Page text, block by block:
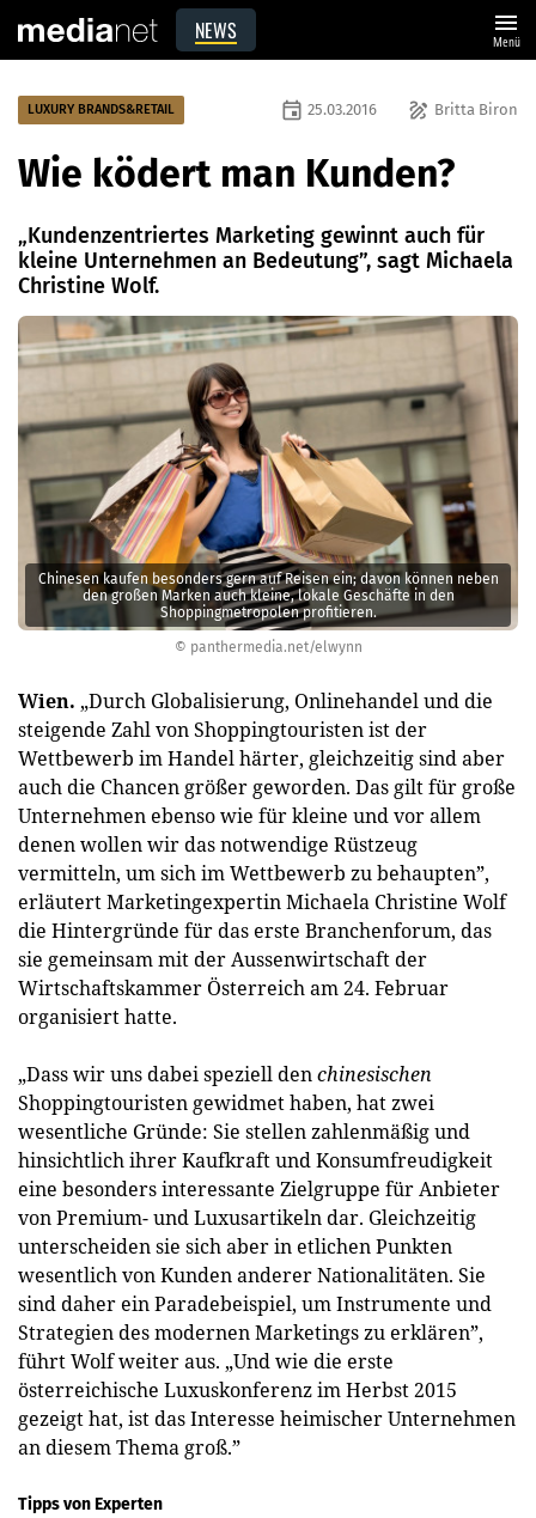
NEWS menu
Menü
© panthermedia.net/elwynn
Chinesen kaufen besonders gern auf Reisen ein; davon können neben
den großen Marken auch kleine, lokale Geschäfte in den
Shoppingmetropolen profitieren.
LUXURY BRANDS&RETAIL draw Britta Biron
event 25.03.2016
Wie ködert man Kunden?
„Kundenzentriertes Marketing gewinnt auch für
kleine Unternehmen an Bedeutung”, sagt Michaela
Christine Wolf.
Wien. „Durch Globalisierung, Onlinehandel und die
steigende Zahl von Shoppingtouristen ist der
Wettbewerb im Handel härter, gleichzeitig sind aber
auch die Chancen größer geworden. Das gilt für große
Unternehmen ebenso wie für kleine und vor allem
denen wollen wir das notwendige Rüstzeug
vermitteln, um sich im Wettbewerb zu behaupten”,
erläutert Marketing­expertin Michaela Chris­tine Wolf
die Hintergründe für das erste Branchenforum, das
sie gemeinsam mit der Aussenwirtschaft der
Wirtschaftskammer Österreich am 24. Februar
organisiert hatte.
„Dass wir uns dabei speziell denchinesischen
Shoppingtouristen gewidmet haben, hat zwei
wesentliche Gründe: Sie stellen zahlenmäßig und
hinsichtlich ihrer Kaufkraft und Konsumfreudigkeit
eine besonders interessante Zielgruppe für Anbieter
von Premium- und Luxusartikeln dar. Gleichzeitig
unterscheiden sie sich aber in etlichen Punkten
wesentlich von Kunden anderer Nationalitäten. Sie
sind daher ein Paradebeispiel, um Instrumente und
Strategien des modernen Marketings zu erklären”,
führt Wolf weiter aus. „Und wie die erste
österreichische Luxuskonferenz im Herbst 2015
gezeigt hat, ist das Interesse heimischer Unternehmen
an diesem Thema groß.”
Tipps von Experten